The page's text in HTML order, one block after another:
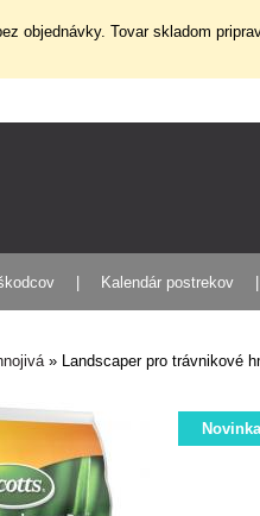
objednávky. Tovar skladom
Kalendár postrekov
» Landscaper pro trávnikové